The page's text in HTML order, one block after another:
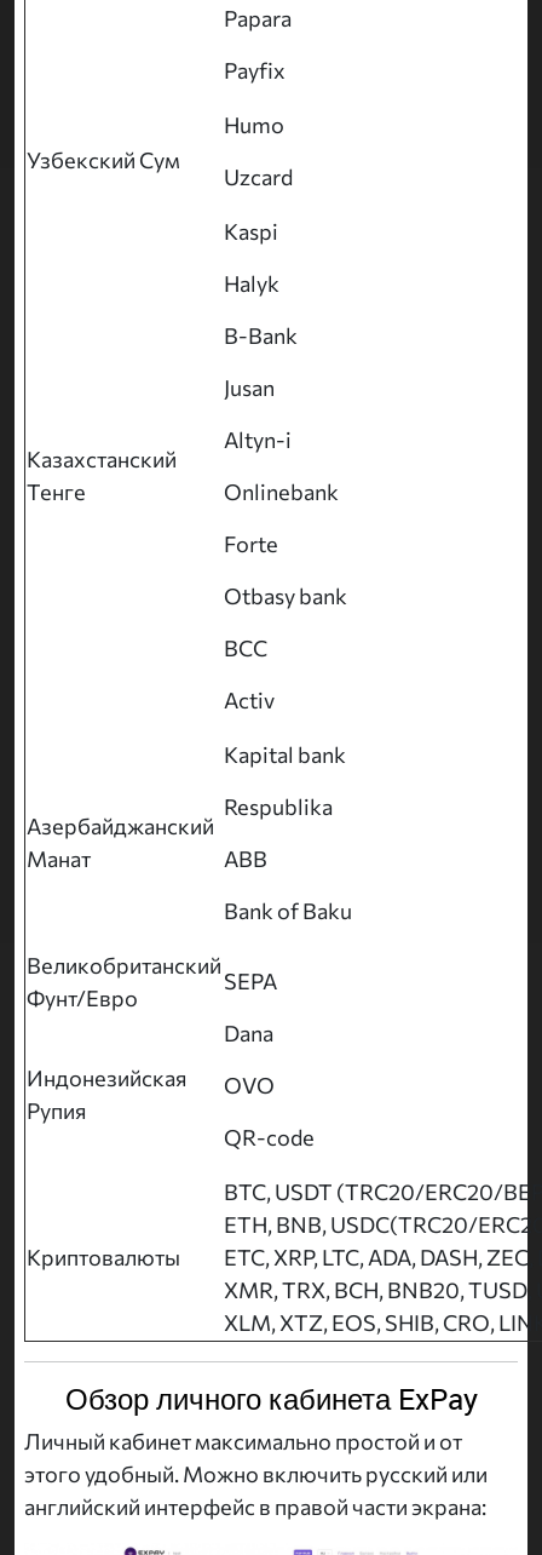
Papara
Payfix
Узбекский Сум
Humo
Uzcard
Казахстанский
Тенге
Kaspi
Halyk
B-Bank
Jusan
Altyn-i
Onlinebank
Forte
Otbasy bank
BCC
Activ
Азербайджанский
Манат
Kapital bank
Respublika
ABB
Bank of Baku
Великобританский
Фунт/Евро
SEPA
Индонезийская
Рупия
Dana
OVO
QR-code
Криптовалюты
BTC, USDT (TRC20/ERC20/
ETH, BNB, USDC(TRC20/
ETC, XRP, LTC, ADA, DASH, ZEC,
XMR, TRX, BCH, BNB20, TUSD,
XLM, XTZ, EOS, SHIB, CRO,
Обзор личного кабинета ExPay
Личный кабинет максимально простой и от
этого удобный. Можно включить русский или
английский интерфейс в правой части экрана: